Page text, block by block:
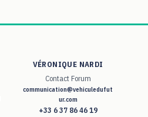
VÉRONIQUE NARDI
Contact Forum
communication@vehiculedufut
ur.com
+33 6 37 86 46 19